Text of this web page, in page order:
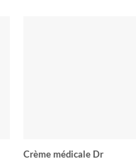
Crème médicale Dr